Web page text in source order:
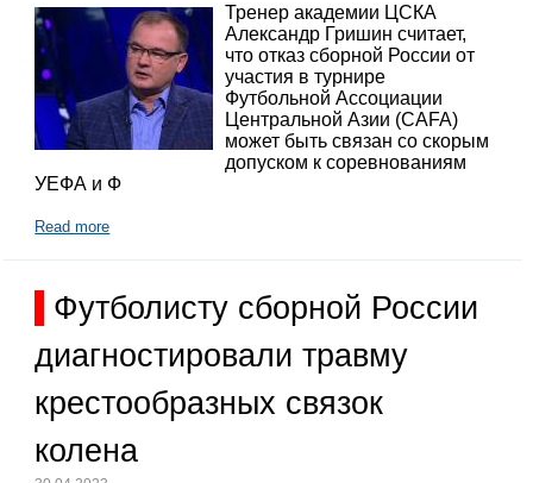
Тренер академии ЦСКА
Александр Гришин считает,
что отказ сборной России от
участия в турнире
Футбольной Ассоциации
Центральной Азии (CAFA)
может быть связан со скорым
допуском к соревнованиям
УЕФА и Ф
Read more
Футболисту сборной России
диагностировали травму
крестообразных связок
колена